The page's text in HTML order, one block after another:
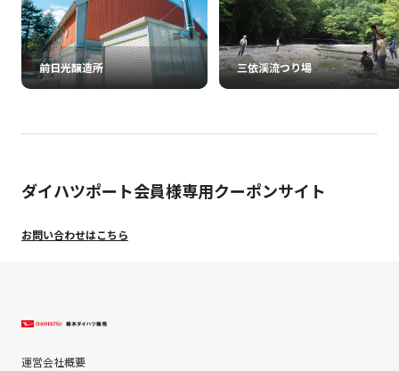
前日光醸造所 三依渓流つり場
ダイハツポート会員様専用クーポンサイト
お問い合わせはこちら
運営会社概要